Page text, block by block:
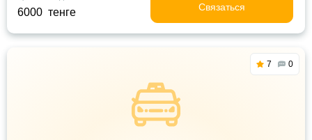
6000 тенге Связаться
7 0